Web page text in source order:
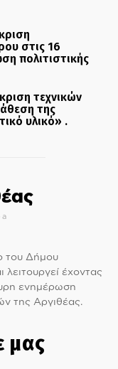
στις 16
πολιτιστικής
τεχνικών
της
υλικό» .
του Δήμου
έχοντας
ενημέρωση
της Αργιθέας.
μας